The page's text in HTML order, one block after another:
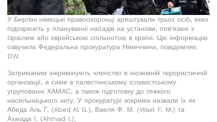
У Берліні німецькі правоохоронці арештували трьох осіб, яких
підозрюють у плануванні нападів на установи, пов'язані з
Ізраїлем або єврейською спільнотою в країні. Цю інформацію
озвучила Федеральна прокуратура Німеччини, повідомляє
DW.
Затриманим інкримінують членство в іноземній терористичній
організації, а саме в палестинському ісламістському
угрупованні ХАМАС, а також підготовку до тяжкого
насильницького акту. У прокуратурі зокрема назвали їх як
Абеда Аль Ґ. (Abed Al G.), Ваеля Ф. М. (Wael F. M.) та
Ахмада І. (Ahmad I.).